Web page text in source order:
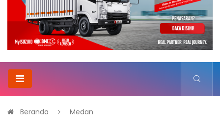
Beranda Medan